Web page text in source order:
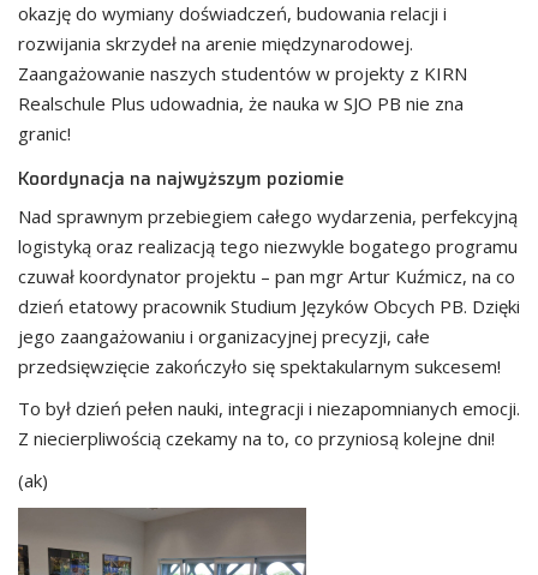
okazję do wymiany doświadczeń, budowania relacji i
rozwijania skrzydeł na arenie międzynarodowej.
Zaangażowanie naszych studentów w projekty z KIRN
Realschule Plus udowadnia, że nauka w SJO PB nie zna
granic!
Koordynacja na najwyższym poziomie
Nad sprawnym przebiegiem całego wydarzenia, perfekcyjną
logistyką oraz realizacją tego niezwykle bogatego programu
czuwał koordynator projektu – pan mgr Artur Kuźmicz, na co
dzień etatowy pracownik Studium Języków Obcych PB. Dzięki
jego zaangażowaniu i organizacyjnej precyzji, całe
przedsięwzięcie zakończyło się spektakularnym sukcesem!
To był dzień pełen nauki, integracji i niezapomnianych emocji.
Z niecierpliwością czekamy na to, co przyniosą kolejne dni!
(ak)